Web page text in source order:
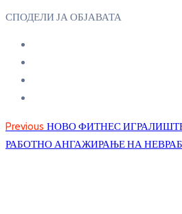
СПОДЕЛИ ЈА ОБЈАВАТА
Previous НОВО ФИТНЕС
РАБОТНО АНГАЖИРАЊЕ НА